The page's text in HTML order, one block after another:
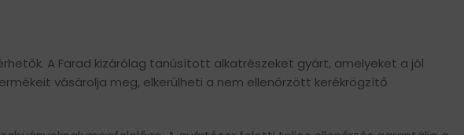
A Farad kizárólag tanúsított alkatrészeket gyárt, amelyeket a jól
vásárolja meg, elkerülheti a nem ellenőrzött kerékrögzítő